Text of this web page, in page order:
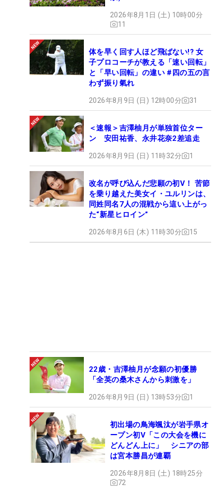
2026年8月1日 (土) 10時00分
11
体を早く回す人ほど飛ばない!? 女
子プロコーチが教える「速い回転」
と「早い回転」の違い #四の五の言
わず振り氣れ
2026年8月9日 (日) 12時00分 31
＜速報＞吉澤柚月が単独首位ター
ン 安田祐香、永井花奈2差追走
2026年8月9日 (日) 11時32分 1
改名が呼び込んだ悲願の初V！ 苦節
を乗り越えた美女イ・ユルリンは、
同姓同名7人の混戦から這い上がっ
た“新星ヒロイン”
2026年8月6日 (木) 11時30分 15
22歳・吉澤柚月が念願の初優勝
「全英の桑木さんから刺激を」
2026年8月9日 (日) 13時53分 1
初出場の鳥海颯汰が岩手県オ
ープン初V「この大会を機に
どんどん上に」 シニアの部
は宮本勝昌が連覇
2026年8月8日 (土) 18時25分
72